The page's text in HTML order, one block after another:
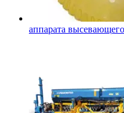
аппарата